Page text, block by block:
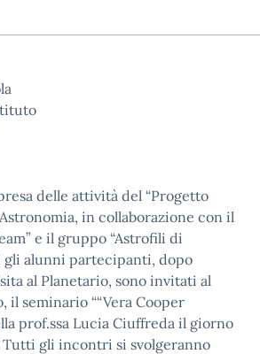
delle attività del “Progetto
in collaborazione con il
e il gruppo “Astrofili di
gli alunni partecipanti, dopo
al Planetario, sono invitati al
il seminario ““Vera Cooper
prof.ssa Lucia Ciuffreda il giorno
Tutti gli incontri si svolgeranno